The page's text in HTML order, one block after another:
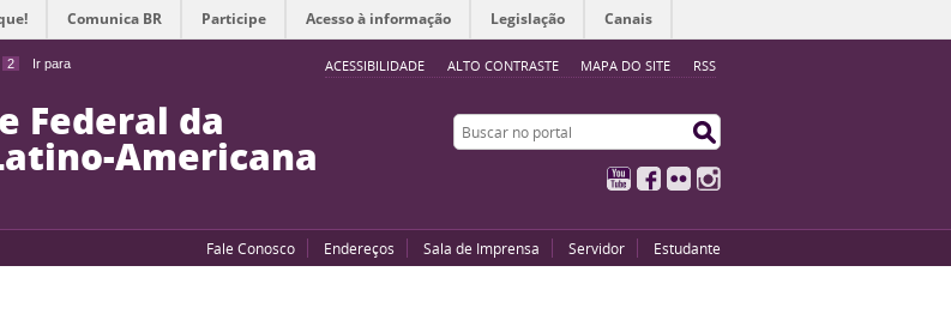
2
Ir para
ACESSIBILIDADE ALTO CONTRASTE MAPA DO SITE RSS
Comunica BR Participe Acesso à informação Legislação Canais
Federal da
Americana
Buscar no portal
YouTubeFacebook
Flickr
Fale Conosco Endereços Sala de Imprensa Servidor Estudante